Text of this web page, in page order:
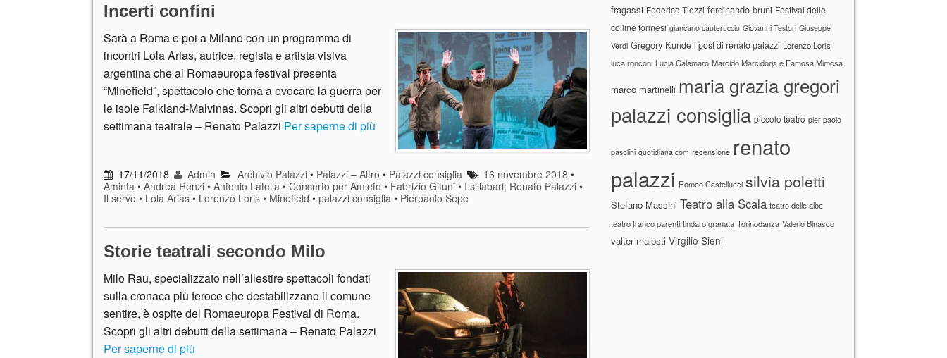
Incerti confini
Sarà a Roma e poi a Milano con un programma di
incontri Lola Arias, autrice, regista e artista visiva
argentina che al Romaeuropa festival presenta
“Minefield”, spettacolo che torna a evocare la guerra per
le isole Falkland-Malvinas. Scopri gli altri debutti della
settimana teatrale – Renato Palazzi Per saperne di più
17/11/2018 Admin Archivio Palazzi• Palazzi – Altro • Palazzi consiglia 16 novembre 2018 •
Aminta • Andrea Renzi • Antonio Latella • Concerto per Amleto • Fabrizio Gifuni • I sillabari; Renato Palazzi •
Il servo • Lola Arias • Lorenzo Loris • Minefield • palazzi consiglia • Pierpaolo Sepe
Storie teatrali secondo Milo
Milo Rau, specializzato nell’allestire spettacoli fondati
sulla cronaca più feroce che destabilizzano il comune
sentire, è ospite del Romaeuropa Festival di Roma.
Scopri gli altri debutti della settimana – Renato Palazzi
Per saperne di più
fragassi Federico Tiezzi ferdinando bruni Festival delle
colline torinesi giancarlo cauteruccio Giovanni Testori Giuseppe
Verdi Gregory Kunde i post di renato palazzi Lorenzo Loris
luca ronconi Lucia Calamaro Marcido Marcidorjs e Famosa Mimosa
marco martinelli maria grazia gregori
palazzi consiglia piccolo teatro pier paolo
pasolini quotidiana.com recensione renato
palazzi Romeo Castellucci silvia poletti
Stefano Massini Teatro alla Scala teatro delle albe
teatro franco parenti tindaro granata Torinodanza Valerio Binasco
valter malosti Virgilio Sieni